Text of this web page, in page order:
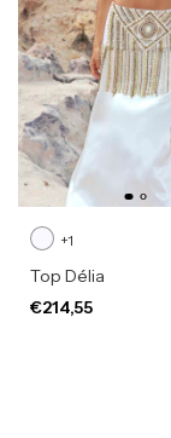
+1
Top Délia
€214,55